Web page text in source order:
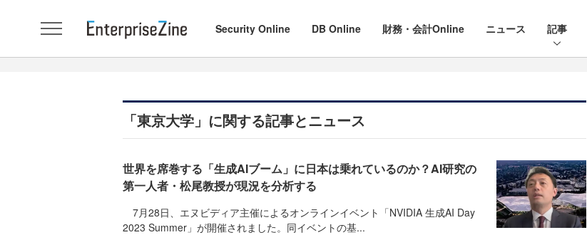
Security Online DB Online 財務・会計Online ニュース 記事
「東京大学」に関する記事とニュース
世界を席巻する「生成AIブーム」に日本は乗れているのか？AI研究の
第一人者・松尾教授が現況を分析する
7月28日、エヌビディア主催によるオンラインイベント「NVIDIA 生成AI Day
2023 Summer」が開催されました。同イベントの基...